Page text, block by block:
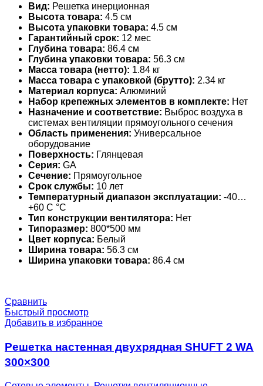
Вид: Решетка инерционная
Высота товара: 4.5 см
Высота упаковки товара: 4.5 см
Гарантийный срок: 12 мес
Глубина товара: 86.4 см
Глубина упаковки товара: 56.3 см
Масса товара (нетто): 1.84 кг
Масса товара с упаковкой (брутто): 2.34 кг
Материал корпуса: Алюминий
Набор крепежных элементов в комплекте: Нет
Назначение и соответствие: Выброс воздуха в
системах вентиляции прямоугольного сечения
Область применения: Универсальное
оборудование
Поверхность: Глянцевая
Серия: GA
Сечение: Прямоугольное
Срок службы: 10 лет
Температурный диапазон эксплуатации: -40…
+60 С °С
Тип конструкции вентилятора: Нет
Типоразмер: 800*500 мм
Цвет корпуса: Белый
Ширина товара: 56.3 см
Ширина упаковки товара: 86.4 см
Сравнить
Быстрый просмотр
Добавить в избранное
Решетка настенная двухрядная SHUFT 2 WA
300×300